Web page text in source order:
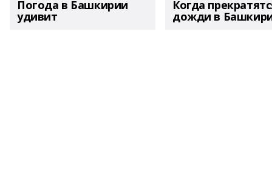
Погода в Башкирии
удивит
Когда
дожди в